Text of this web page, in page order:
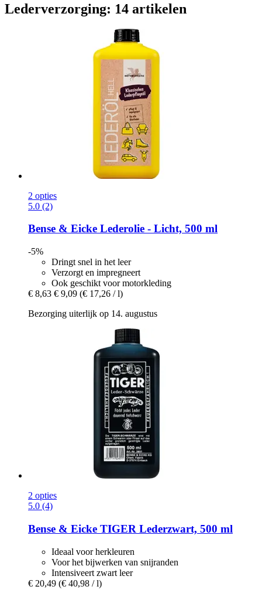
Lederverzorging: 14 artikelen
2 opties
5.0 (2)
Bense & Eicke Lederolie -​ Licht, 500 ml
-5%
Dringt snel in het leer
Verzorgt en impregneert
Ook geschikt voor motorkleding
€ 8,63 € 9,09 (€ 17,26 / l)
Bezorging uiterlijk op 14. augustus
2 opties
5.0 (4)
Bense & Eicke TIGER Lederzwart, 500 ml
Ideaal voor herkleuren
Voor het bijwerken van snijranden
Intensiveert zwart leer
€ 20,49 (€ 40,98 / l)